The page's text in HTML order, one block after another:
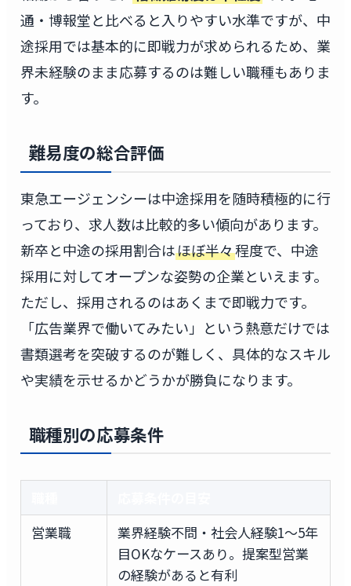
通・博報堂と比べると入りやすい水準ですが、中
途採用では基本的に即戦力が求められるため、業
界未経験のまま応募するのは難しい職種もありま
す。
難易度の総合評価
東急エージェンシーは中途採用を随時積極的に行
っており、求人数は比較的多い傾向があります。
新卒と中途の採用割合はほぼ半々程度で、中途
採用に対してオープンな姿勢の企業といえます。
ただし、採用されるのはあくまで即戦力です。
「広告業界で働いてみたい」という熱意だけでは
書類選考を突破するのが難しく、具体的なスキル
や実績を示せるかどうかが勝負になります。
職種別の応募条件
営業職
業界経験不問・社会人経験1〜5年
目OKなケースあり。提案型営業
の経験があると有利